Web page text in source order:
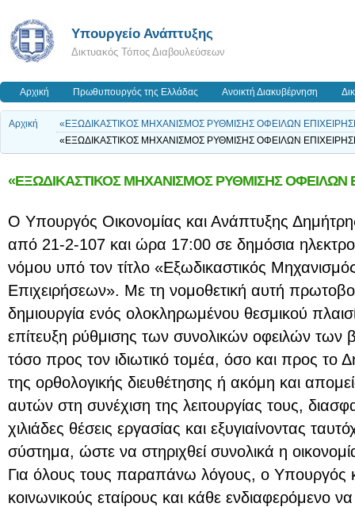
Υπουργείο Ανάπτυξης
Δικτυακός Τόπος Διαβουλεύσεων
Αρχική Πρωθυπουργός της Ελλάδας Ανοικτή Διακυβέρνηση
Αρχική
«ΕΞΩΔΙΚΑΣΤΙΚΟΣ ΜΗΧΑΝΙΣΜΟΣ ΡΥΘΜΙΣΗΣ ΟΦΕΙΛΩΝ
«ΕΞΩΔΙΚΑΣΤΙΚΟΣ ΜΗΧΑΝΙΣΜΟΣ ΡΥΘΜΙΣΗΣ ΟΦΕΙΛΩΝ
«ΕΞΩΔΙΚΑΣΤΙΚΟΣ ΜΗΧΑΝΙΣΜΟΣ ΡΥΘΜΙΣΗΣ ΟΦΕΙΛΩΝ
Ο Υπουργός Οικονομίας και Ανάπτυξης
από 21-2-107 και ώρα 17:00 σε δημόσια
νόμου υπό τον τίτλο «Εξωδικαστικός
Επιχειρήσεων». Με τη νομοθετική αυτή
δημιουργία ενός ολοκληρωμένου θεσμικού
επίτευξη ρύθμισης των συνολικών οφειλών των
τόσο προς τον ιδιωτικό τομέα, όσο και προς το
της ορθολογικής διευθέτησης ή ακόμη και
αυτών στη συνέχιση της λειτουργίας τους,
χιλιάδες θέσεις εργασίας και εξυγιαίνοντας
σύστημα, ώστε να στηριχθεί συνολικά η
Για όλους τους παραπάνω λόγους, ο Υπουργός
κοινωνικούς εταίρους και κάθε ενδιαφερόμενο